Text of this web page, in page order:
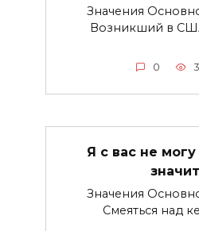
Значения
Возникший в
0
Я с вас не
Значения
Смеяться над